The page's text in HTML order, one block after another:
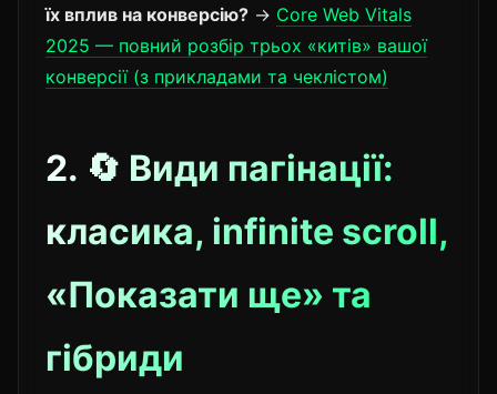
їх вплив на конверсію? → Core Web Vitals
2025 — повний розбір трьох «китів» вашої
конверсії (з прикладами та чеклістом)
2. 🔄 Види пагінації:
класика, infinite scroll,
«Показати ще» та
гібриди